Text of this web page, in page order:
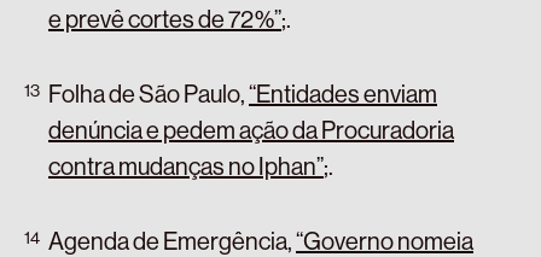
e prevê cortes de 72%”;.
Folha de São Paulo,“Entidades enviam
denúncia e pedem ação da Procuradoria
contra mudanças no Iphan”;.
Agenda de Emergência,“Governo nomeia